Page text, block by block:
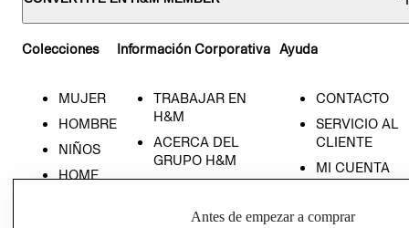
Colecciones
MUJER
HOMBRE
NIÑOS
HOME
Información Corporativa
TRABAJAR EN
H&M
ACERCA DEL
GRUPO H&M
Ayuda
CONTACTO
SERVICIO AL
CLIENTE
MI CUENTA
TIENDAS
Antes de empezar a comprar